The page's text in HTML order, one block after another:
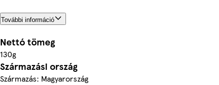
További információ
Nettó tömeg
130g
Származási ország
Származás: Magyarország